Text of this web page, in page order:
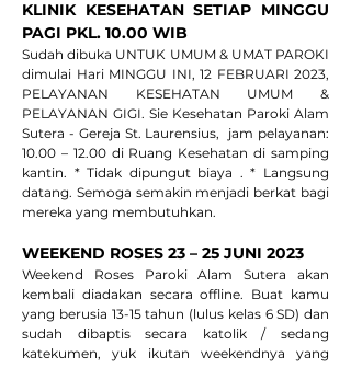
KLINIK KESEHATAN SETIAP MINGGU
PAGI PKL. 10.00 WIB
Sudah dibuka UNTUK UMUM & UMAT PAROKI
dimulai Hari MINGGU INI, 12 FEBRUARI 2023,
PELAYANAN KESEHATAN UMUM &
PELAYANAN GIGI. Sie Kesehatan Paroki Alam
Sutera - Gereja St. Laurensius,  jam pelayanan:
10.00 – 12.00 di Ruang Kesehatan di samping
kantin. * Tidak dipungut biaya . * Langsung
datang. Semoga semakin menjadi berkat bagi
mereka yang membutuhkan.
WEEKEND ROSES 23 – 25 JUNI 2023
Weekend Roses Paroki Alam Sutera akan
kembali diadakan secara offline. Buat kamu
yang berusia 13-15 tahun (lulus kelas 6 SD) dan
sudah dibaptis secara katolik / sedang
katekumen, yuk ikutan weekendnya yang